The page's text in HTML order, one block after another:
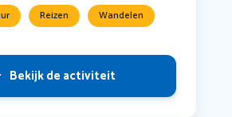
Reizen Wandelen
Bekijk de activiteit